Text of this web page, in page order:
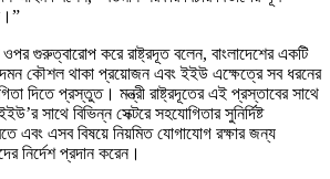
গুরুত্বারোপ করে রাষ্ট্রদূত বলেন, বাংলাদেশের একটি
দমন কৌশল থাকা প্রয়োজন এবং ইইউ এক্ষেত্রে সব ধরনের
দিতে প্রস্তুত। মন্ত্রী রাষ্ট্রদূতের এই প্রস্তাবের সাথে
সাথে বিভিন্ন সেক্টরে সহযোগিতার সুনির্দিষ্ট
এবং এসব বিষয়ে নিয়মিত যোগাযোগ রক্ষার জন্য
নির্দেশ প্রদান করেন।